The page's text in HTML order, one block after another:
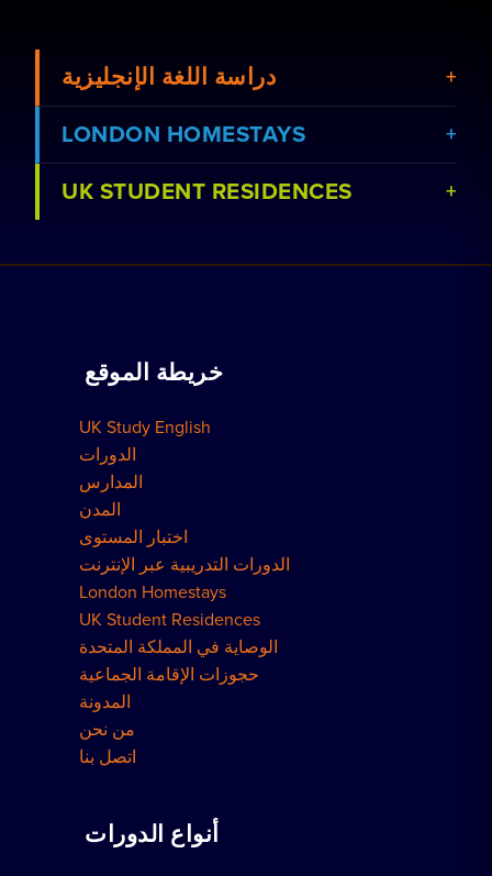
دراسة اللغة الإنجليزية
عرض الدورات
عرض المدارس
LONDON HOMESTAYS
احجز إقامة مع عائلة
الحجوزات الجماعية
UK STUDENT RESIDENCES
كيفية الحجزخريطة الموقع
UK Study English
الدورات
المدارس
المدن
اختبار المستوى
الدورات التدريبية عبر الإنترنت
London Homestays
UK Student Residences
الوصاية في المملكة المتحدة
حجوزات الإقامة الجماعية
المدونة
من نحن
اتصل بنا
أنواع الدورات